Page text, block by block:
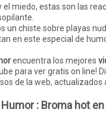
el miedo, estas son las
un chiste sobre playas
en este especial de
encuentra los mejores
para ver gratis on line!
de la web, actualizados
: Broma hot en